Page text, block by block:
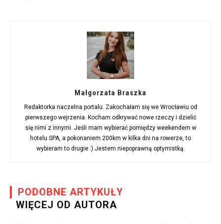
Małgorzata Braszka
Redaktorka naczelna portalu. Zakochałam się we Wrocławiu od
pierwszego wejrzenia. Kocham odkrywać nowe rzeczy i dzielić
się nimi z innymi. Jeśli mam wybierać pomiędzy weekendem w
hotelu SPA, a pokonaniem 200km w kilka dni na rowerze, to
wybieram to drugie :) Jestem niepoprawną optymistką.
PODOBNE ARTYKUŁY
WIĘCEJ OD AUTORA